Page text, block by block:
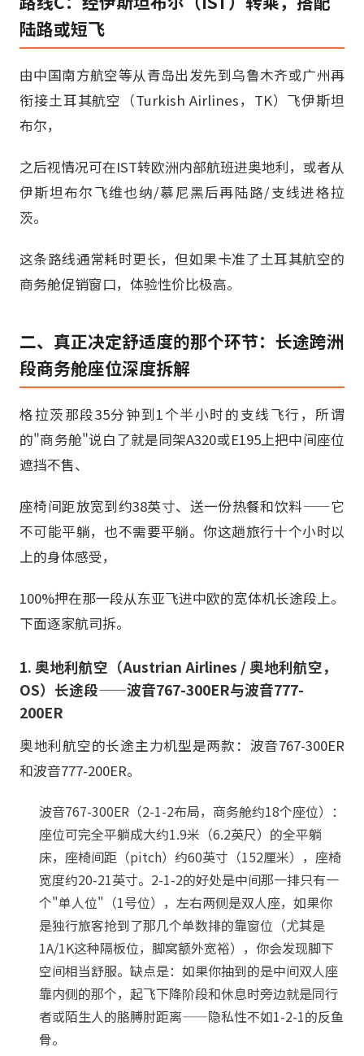
陆路或短飞
由中国南方航空等从青岛出发先到乌鲁木齐或广州再
衔接土耳其航空（Turkish Airlines，TK）飞伊斯坦
布尔，
之后视情况可在IST转欧洲内部航班进奥地利，或者从
伊斯坦布尔飞维也纳/慕尼黑后再陆路/支线进格拉
茨。
这条路线通常耗时更长，但如果卡准了土耳其航空的
商务舱促销窗口，体验性价比极高。
二、真正决定舒适度的那个环节：长途跨洲
段商务舱座位深度拆解
格拉茨那段35分钟到1个半小时的支线飞行，所谓
的"商务舱"说白了就是同架A320或E195上把中间座位
遮挡不售、
座椅间距放宽到约38英寸、送一份热餐和饮料——它
不可能平躺，也不需要平躺。你这趟旅行十个小时以
上的身体感受，
100%押在那一段从东亚飞进中欧的宽体机长途段上。
下面逐家航司拆。
1. 奥地利航空（Austrian Airlines / 奥地利航空，
OS）长途段——波音767-300ER与波音777-
200ER
奥地利航空的长途主力机型是两款：波音767-300ER
和波音777-200ER。
波音767-300ER（2-1-2布局，商务舱约18个座位）：
座位可完全平躺成大约1.9米（6.2英尺）的全平躺
床，座椅间距（pitch）约60英寸（152厘米），座椅
宽度约20-21英寸。2-1-2的好处是中间那一排只有一
个"单人位"（1号位），左右两侧是双人座，如果你
是独行旅客抢到了那几个单数排的靠窗位（尤其是
1A/1K这种隔板位，脚窝额外宽裕），你会发现脚下
空间相当舒服。缺点是：如果你抽到的是中间双人座
靠内侧的那个，起飞下降阶段和休息时旁边就是同行
者或陌生人的胳膊肘距离——隐私性不如1-2-1的反鱼
骨。